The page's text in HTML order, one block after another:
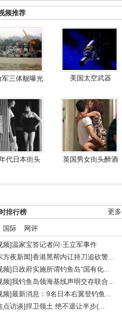
频推荐
军三体舰曝光 美国太空武器
代日本街头 英国男女街头醉酒
更多
排行榜
国际 网评
频]温家宝答记者问·王立军事件
方夜新闻]香港黑帮内讧持刀追砍警...
频]日政府实施所谓钓鱼岛“国有化...
频]我钓鱼岛领海基线声明交存联合...
频]最新消息：9名日本右翼登钓鱼...
点访谈]捍卫领土 绝不退让半步(...